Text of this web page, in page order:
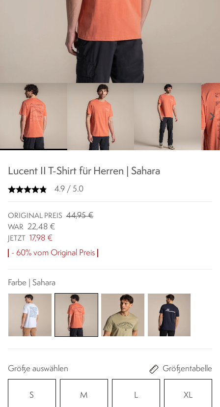
chevron_right
Lucent II T-Shirt für Herren | Sahara
4.9 / 5.0
ORIGINAL PREIS 44,95 €
WAR 22,48 €
JETZT 17,98 €
- 60% vom Original Preis
Farbe | Sahara
Größe auswählen Größentabelle
S M L XL